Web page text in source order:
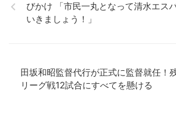
びかけ 「市民一丸となって清水エス
いきましょう！」
田坂和昭監督代行が正式に監督就任！
リーグ戦12試合にすべてを懸ける